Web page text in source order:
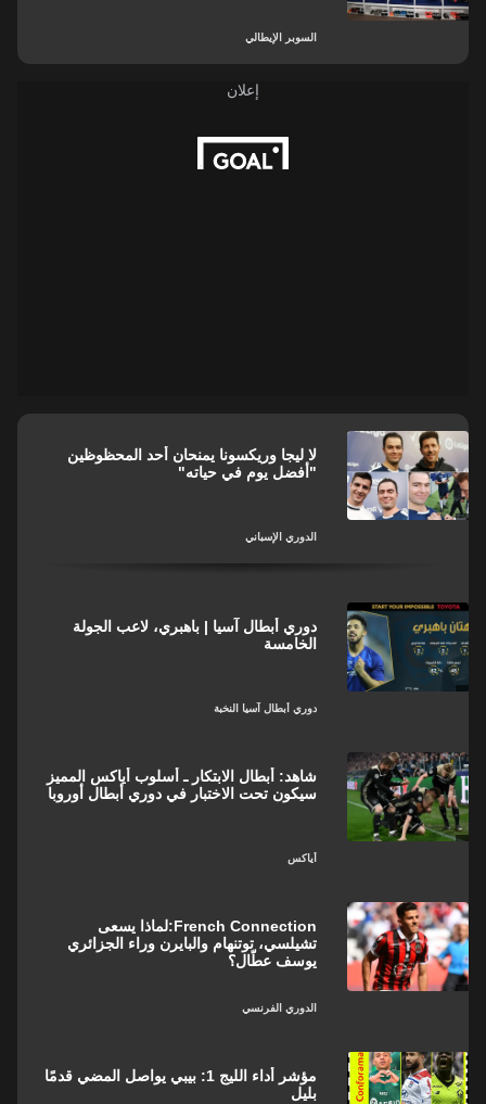
السوبر الإيطالي
الدوري الإسباني
لا ليجا وريكسونا يمنحان أحد المحظوظين
"أفضل يوم في حياته"
دوري أبطال آسيا النخبة
دوري أبطال آسيا | باهبري، لاعب الجولة
الخامسة
أياكس
شاهد: أبطال الابتكار ـ أسلوب أياكس المميز
سيكون تحت الاختبار في دوري أبطال أوروبا
الدوري الفرنسي
French Connection:لماذا يسعى
تشيلسي، توتنهام والبايرن وراء الجزائري
يوسف عطّال؟
مؤشر أداء الليج 1: بيبي يواصل المضي قدمًا
بليل